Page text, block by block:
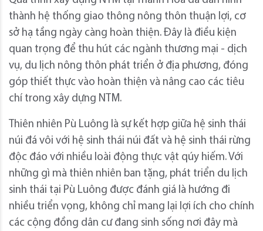
thành hệ thống giao thông nông thôn thuận lợi, cơ
sở hạ tầng ngày càng hoàn thiện. Đây là điều kiện
quan trọng để thu hút các ngành thương mại - dịch
vụ, du lịch nông thôn phát triển ở địa phương, đóng
góp thiết thực vào hoàn thiện và nâng cao các tiêu
chí trong xây dựng NTM.
Thiên nhiên Pù Luông là sự kết hợp giữa hệ sinh thái
núi đá vôi với hệ sinh thái núi đất và hệ sinh thái rừng
độc đáo với nhiều loài động thực vật qúy hiếm. Với
những gì mà thiên nhiên ban tặng, phát triển du lịch
sinh thái tại Pù Luông được đánh giá là hướng đi
nhiều triển vọng, không chỉ mang lại lợi ích cho chính
các cộng đồng dân cư đang sinh sống nơi đây mà